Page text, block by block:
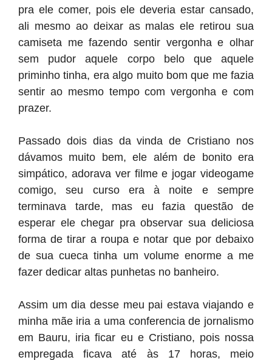
pra ele comer, pois ele deveria estar cansado,
ali mesmo ao deixar as malas ele retirou sua
camiseta me fazendo sentir vergonha e olhar
sem pudor aquele corpo belo que aquele
priminho tinha, era algo muito bom que me fazia
sentir ao mesmo tempo com vergonha e com
prazer.
Passado dois dias da vinda de Cristiano nos
dávamos muito bem, ele além de bonito era
simpático, adorava ver filme e jogar videogame
comigo, seu curso era à noite e sempre
terminava tarde, mas eu fazia questão de
esperar ele chegar pra observar sua deliciosa
forma de tirar a roupa e notar que por debaixo
de sua cueca tinha um volume enorme a me
fazer dedicar altas punhetas no banheiro.
Assim um dia desse meu pai estava viajando e
minha mãe iria a uma conferencia de jornalismo
em Bauru, iria ficar eu e Cristiano, pois nossa
empregada ficava até às 17 horas, meio